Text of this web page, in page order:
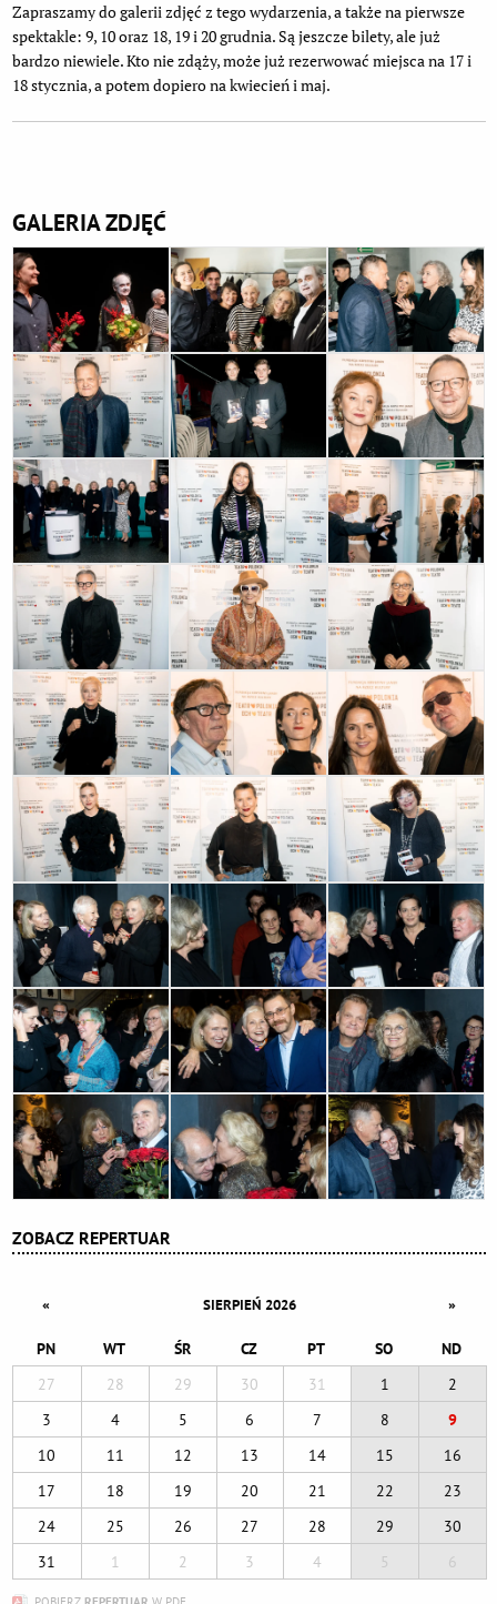
ZOBACZ REPERTUAR
« SIERPIEŃ 2026 »
PN WT ŚR CZ PT SO
ND
27
28 29 30 31 1
2
3
4 5 6 7 8
9
10
11 12 13 14 15
16
17
18 19 20 21 22
23
24
25 26 27 28 29
30
31
1 2 3 4 5 6
Zapraszamy do galerii zdjęć z tego wydarzenia, a także na pierwsze
spektakle: 9, 10 oraz 18, 19 i 20 grudnia. Są jeszcze bilety, ale już
bardzo niewiele. Kto nie zdąży, może już rezerwować miejsca na 17 i
18 stycznia, a potem dopiero na kwiecień i maj.
GALERIA ZDJĘĆ